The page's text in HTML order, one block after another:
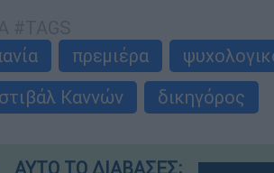
πρεμιέρα
Καννών
δικηγόρος
ΑΥΤΟ ΤΟ ΔΙΑΒΑΣΕΣ;